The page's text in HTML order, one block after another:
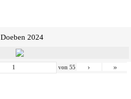
Doeben 2024
von 55 › »